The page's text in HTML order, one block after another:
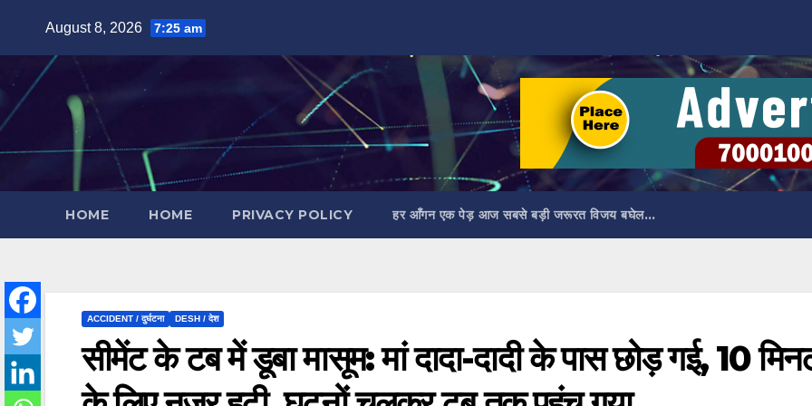
content
August 8, 2026 7:25 am
HOME HOME PRIVACY POLICY हर आँगन एक पेड़ आज सबसे बड़ी जरूरत विजय बघेल…
ACCIDENT / दुर्घटना DESH / देश
सीमेंट के टब में डूबा मासूम: मां दादा-दादी के पास छोड़ गई, 10